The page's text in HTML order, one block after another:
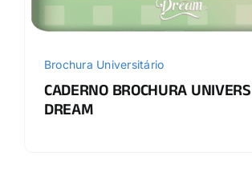
Brochura Universitário
CADERNO BROCHURA
DREAM